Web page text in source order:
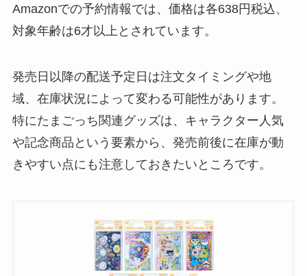
Amazonでの予約情報では、価格は各638円税込、
対象年齢は6才以上とされています。
発売日以降の配送予定日は注文タイミングや地
域、在庫状況によって変わる可能性があります。
特にたまごっち関連グッズは、キャラクター人気
や記念商品という要素から、発売前後に在庫が動
きやすい点にも注意しておきたいところです。